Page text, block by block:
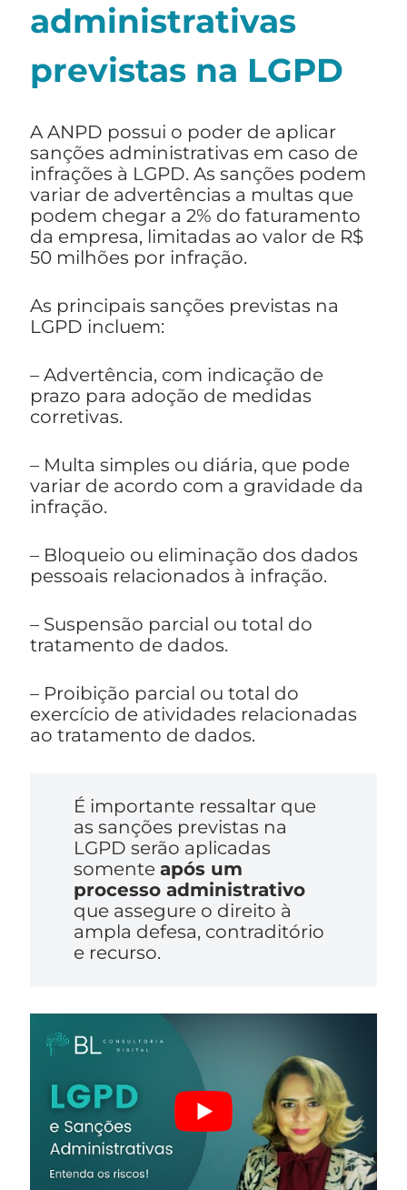
administrativas
previstas na LGPD
A ANPD possui o poder de aplicar
sanções administrativas em caso de
infrações à LGPD. As sanções podem
variar de advertências a multas que
podem chegar a 2% do faturamento
da empresa, limitadas ao valor de R$
50 milhões por infração.
As principais sanções previstas na
LGPD incluem:
– Advertência, com indicação de
prazo para adoção de medidas
corretivas.
– Multa simples ou diária, que pode
variar de acordo com a gravidade da
infração.
– Bloqueio ou eliminação dos dados
pessoais relacionados à infração.
– Suspensão parcial ou total do
tratamento de dados.
– Proibição parcial ou total do
exercício de atividades relacionadas
ao tratamento de dados.
É importante ressaltar que
as sanções previstas na
LGPD serão aplicadas
somente após um
processo administrativo
que assegure o direito à
ampla defesa, contraditório
e recurso.